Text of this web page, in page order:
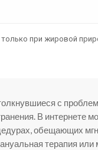
при жировой
с
В интернете
обещающих
терапия